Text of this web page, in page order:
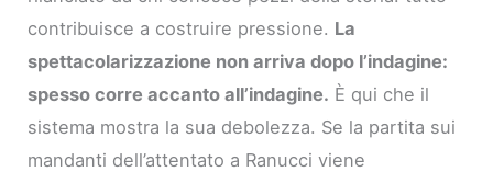
contribuisce a costruire pressione. La
spettacolarizzazione non arriva dopo l’indagine:
spesso corre accanto all’indagine. È qui che il
sistema mostra la sua debolezza. Se la partita sui
mandanti dell’attentato a Ranucci viene